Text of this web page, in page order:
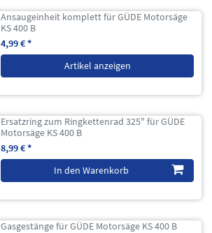
Ansaugeinheit komplett für GÜDE Motorsäge
KS 400 B
4,99 € *
Artikel anzeigen
Ersatzring zum Ringkettenrad 325" für GÜDE
Motorsäge KS 400 B
8,99 € *
In den Warenkorb
Gasgestänge für GÜDE Motorsäge KS 400 B